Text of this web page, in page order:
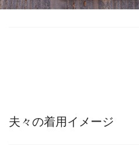
夫々の着用イメージ